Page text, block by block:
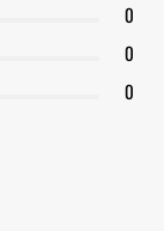
0
0
0